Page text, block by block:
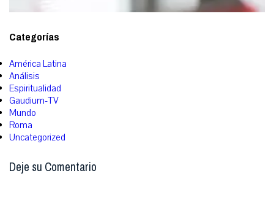
Categorías
América Latina
Análisis
Espiritualidad
Gaudium-TV
Mundo
Roma
Uncategorized
Deje su Comentario